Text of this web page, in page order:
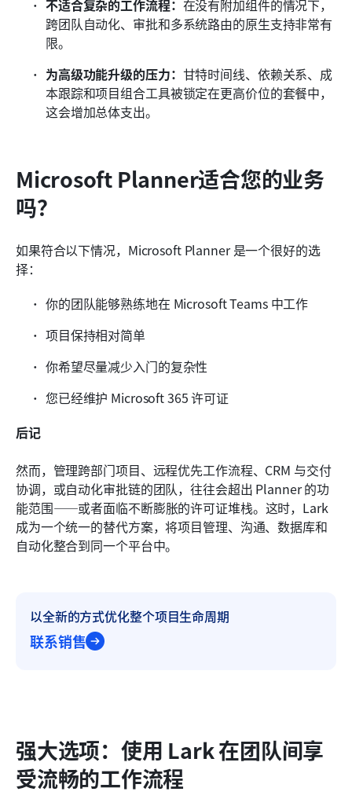
不适合复杂的工作流程： 在没有附加组件的情况下，
跨团队自动化、审批和多系统路由的原生支持非常有
限。
为高级功能升级的压力： 甘特时间线、依赖关系、成
本跟踪和项目组合工具被锁定在更高价位的套餐中，
这会增加总体支出。
Microsoft Planner适合您的业务
吗？
如果符合以下情况，Microsoft Planner 是一个很好的选
择：
你的团队能够熟练地在 Microsoft Teams 中工作
项目保持相对简单
你希望尽量减少入门的复杂性
您已经维护 Microsoft 365 许可证
后记
然而，管理跨部门项目、远程优先工作流程、CRM 与交付
协调，或自动化审批链的团队，往往会超出 Planner 的功
能范围——或者面临不断膨胀的许可证堆栈。这时，Lark
成为一个统一的替代方案，将项目管理、沟通、数据库和
自动化整合到同一个平台中。
以全新的方式优化整个项目生命周期
联系销售
强大选项：使用 Lark 在团队间享
受流畅的工作流程